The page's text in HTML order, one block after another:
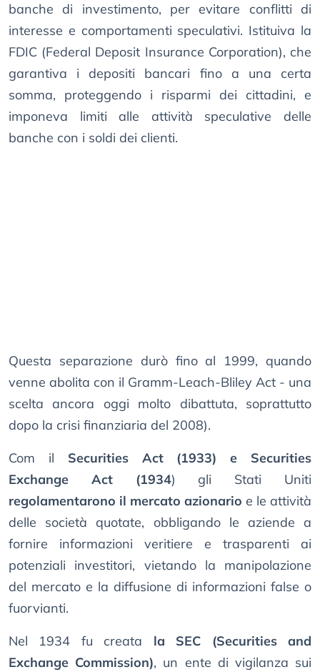
banche di investimento, per evitare conflitti di
interesse e comportamenti speculativi. Istituiva la
FDIC (Federal Deposit Insurance Corporation), che
garantiva i depositi bancari fino a una certa
somma, proteggendo i risparmi dei cittadini, e
imponeva limiti alle attività speculative delle
banche con i soldi dei clienti.
Questa separazione durò fino al 1999, quando
venne abolita con il Gramm-Leach-Bliley Act - una
scelta ancora oggi molto dibattuta, soprattutto
dopo la crisi finanziaria del 2008).
Com il Securities Act (1933) e Securities
Exchange Act (1934) gli Stati Uniti
regolamentarono il mercato azionario e le attività
delle società quotate, obbligando le aziende a
fornire informazioni veritiere e trasparenti ai
potenziali investitori, vietando la manipolazione
del mercato e la diffusione di informazioni false o
fuorvianti.
Nel 1934 fu creata la SEC (Securities and
Exchange Commission), un ente di vigilanza sui